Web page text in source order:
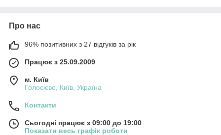
Про нас
96% позитивних з 27 відгуків за рік
Працює з 25.09.2009
м. Київ
Голосієво, Київ, Україна
Контакти
Сьогодні працює з 09:00 до 19:00
Показати весь графік роботи